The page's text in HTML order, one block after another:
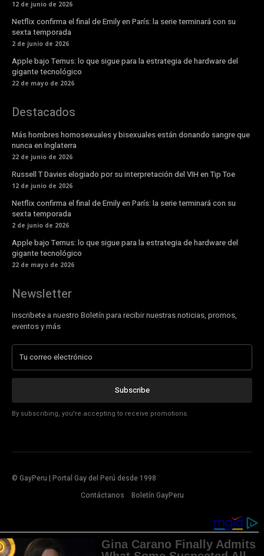
12 de junio de 2026
Netflix confirma el final de Emily en París: la serie terminará con su
sexta temporada
2 de junio de 2026
Apple bajo Ternus: lo que sigue para la estrategia de hardware del
gigante tecnológico
22 de mayo de 2026
Destacados
Más hombres homosexuales y bisexuales están donando sangre que
nunca en Inglaterra
22 de junio de 2026
Russell T Davies elogiado por su interpretación del VIH en Tip Toe
12 de junio de 2026
Netflix confirma el final de Emily en París: la serie terminará con su
sexta temporada
2 de junio de 2026
Apple bajo Ternus: lo que sigue para la estrategia de hardware del
gigante tecnológico
22 de mayo de 2026
Newsletter
Inscribete a nuestro Boletín para recibir nuestras noticias, promos,
eventos y más
Subscribe
By subscribing, you're accepting to receive promotions.
© GayPeru | Portal Gay del Perú desde 1998
Contáctanos
Boletín GayPeru